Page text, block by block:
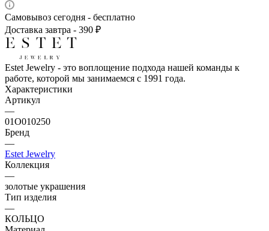
Самовывоз сегодня - бесплатно
Доставка завтра - 390 ₽
Estet Jewelry - это воплощение подхода нашей команды к
работе, которой мы занимаемся с 1991 года.
Характеристики
Артикул
—
01О010250
Бренд
—
Estet Jewelry
Коллекция
—
золотые украшения
Тип изделия
—
КОЛЬЦО